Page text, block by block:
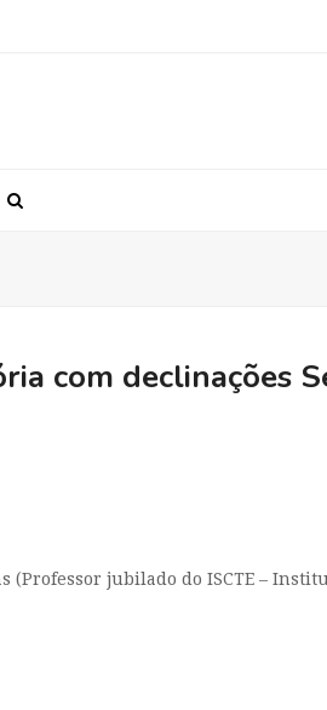
com declinações
(Professor jubilado do ISCTE –